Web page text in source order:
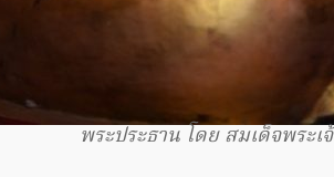
พระประธาน โดย สมเด็จพระเ